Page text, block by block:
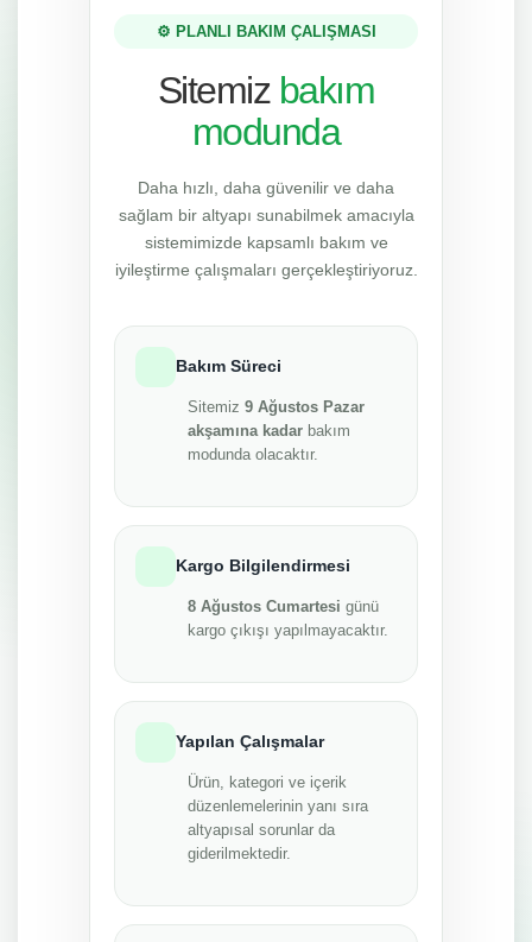
⚙️ PLANLI BAKIM ÇALIŞMASI
Sitemiz bakım
modunda
Daha hızlı, daha güvenilir ve daha
sağlam bir altyapı sunabilmek amacıyla
sistemimizde kapsamlı bakım ve
iyileştirme çalışmaları gerçekleştiriyoruz.
Bakım Süreci
Sitemiz 9 Ağustos Pazar
akşamına kadar bakım
modunda olacaktır.
Kargo Bilgilendirmesi
8 Ağustos Cumartesi günü
kargo çıkışı yapılmayacaktır.
Yapılan Çalışmalar
Ürün, kategori ve içerik
düzenlemelerinin yanı sıra
altyapısal sorunlar da
giderilmektedir.